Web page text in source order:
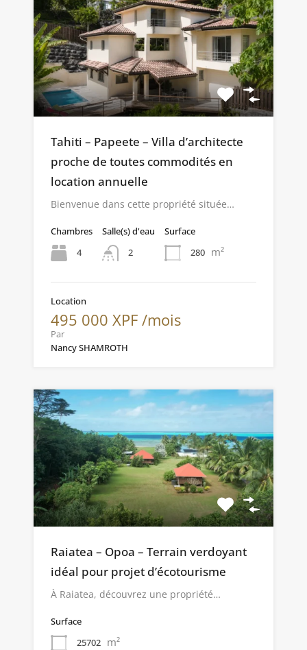
Tahiti – Papeete – Villa d’architecte
proche de toutes commodités en
location annuelle
Bienvenue dans cette propriété située…
Chambres
4
Salle(s) d'eau
2
Surface
280 m²
Location
495 000 XPF /mois
Par
Nancy SHAMROTH
Raiatea – Opoa – Terrain verdoyant
idéal pour projet d’écotourisme
À Raiatea, découvrez une propriété…
Surface
25702 m²